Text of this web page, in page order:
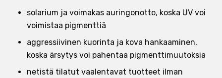
solarium ja voimakas auringonotto, koska UV voi
voimistaa pigmenttiä
aggressiivinen kuorinta ja kova hankaaminen,
koska ärsytys voi pahentaa pigmenttimuutoksia
netistä tilatut vaalentavat tuotteet ilman